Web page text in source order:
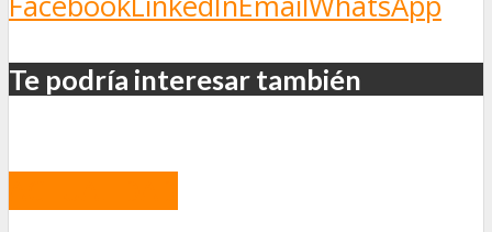
Te podría interesar también